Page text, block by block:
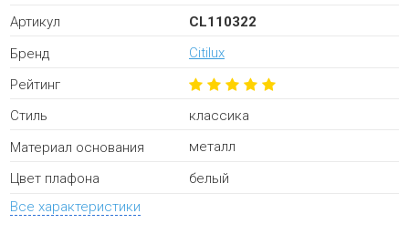
Артикул
CL110322
Бренд
Citilux
Рейтинг
Стиль
классика
Материал основания
металл
Цвет плафона
белый
Все характеристики